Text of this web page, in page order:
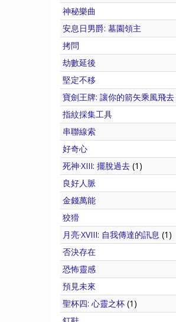
神秘樂曲
安息日男爵: 墓園領主
拷問
劫數延後
堅定不移
寶劍王牌: 讓你的箭矢乘風飛去
指紋採集工具
串聯線索
好奇心
死神·XIII: 擺脫過去 (1)
良好人脈
金錢萬能
狡猾
月亮·XVIII: 自我傳達的訊息 (1)
否決存在
恐怖靈感
預見未來
聖杯四: 心靈之杯 (1)